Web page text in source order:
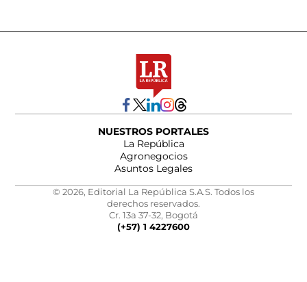
NUESTROS PORTALES
La República
Agronegocios
Asuntos Legales
© 2026, Editorial La República S.A.S. Todos los
derechos reservados.
Cr. 13a 37-32, Bogotá
(+57) 1 4227600